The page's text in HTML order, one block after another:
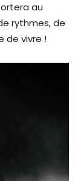
au
rythmes, de
de vivre !